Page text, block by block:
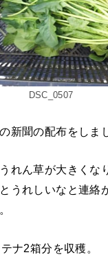
DSC_0507
新聞の配布をしま
れん草が大きくな
うれしいなと連絡
ナ2箱分を収穫。